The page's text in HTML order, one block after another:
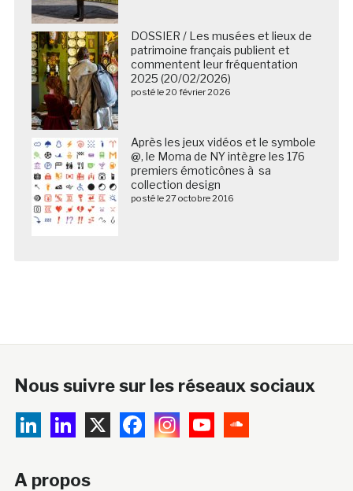
DOSSIER / Les musées et lieux de
patrimoine français publient et
commentent leur fréquentation
2025 (20/02/2026)
posté le 20 février 2026
Après les jeux vidéos et le symbole
@, le Moma de NY intègre les 176
premiers émoticônes à sa
collection design
posté le 27 octobre 2016
Nous suivre sur les réseaux sociaux
A propos